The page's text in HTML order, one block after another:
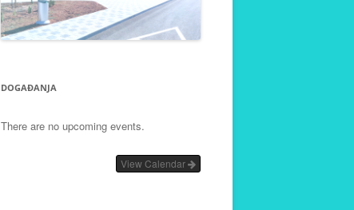
DOGAĐANJA
There are no upcoming events.
View Calendar